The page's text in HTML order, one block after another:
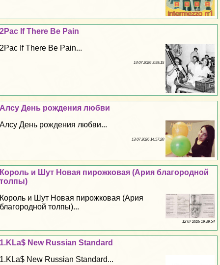
2Pac If There Be Pain
2Pac If There Be Pain...
14 07 2026 3:59:15
Алсу День рождения любви
Алсу День рождения любви...
13 07 2026 14:57:20
Король и Шут Новая пирожковая (Ария благородной
толпы)
Король и Шут Новая пирожковая (Ария
благородной толпы)...
12 07 2026 19:39:54
1.KLa$ New Russian Standard
1.KLa$ New Russian Standard...